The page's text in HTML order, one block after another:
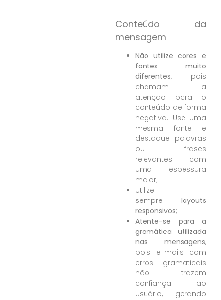
Conteúdo da
mensagem
Não utilize cores e
fontes muito
diferentes, pois
chamam a
atenção para o
conteúdo de forma
negativa. Use uma
mesma fonte e
destaque palavras
ou frases
relevantes com
uma espessura
maior;
Utilize
sempre layouts
responsivos;
Atente-se para a
gramática utilizada
nas mensagens,
pois e-mails com
erros gramaticais
não trazem
confiança ao
usuário, gerando